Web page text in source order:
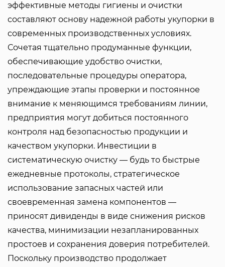
эффективные методы гигиены и очистки
составляют основу надежной работы укупорки в
современных производственных условиях.
Сочетая тщательно продуманные функции,
обеспечивающие удобство очистки,
последовательные процедуры оператора,
упреждающие этапы проверки и постоянное
внимание к меняющимся требованиям линии,
предприятия могут добиться постоянного
контроля над безопасностью продукции и
качеством укупорки. Инвестиции в
систематическую очистку — будь то быстрые
ежедневные протоколы, стратегическое
использование запасных частей или
своевременная замена компонентов —
приносят дивиденды в виде снижения рисков
качества, минимизации незапланированных
простоев и сохранения доверия потребителей.
Поскольку производство продолжает